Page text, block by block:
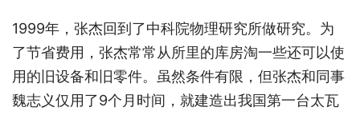
1999年，张杰回到了中科院物理研究所做研究。为
了节省费用，张杰常常从所里的库房淘一些还可以使
用的旧设备和旧零件。虽然条件有限，但张杰和同事
魏志义仅用了9个月时间，就建造出我国第一台太瓦